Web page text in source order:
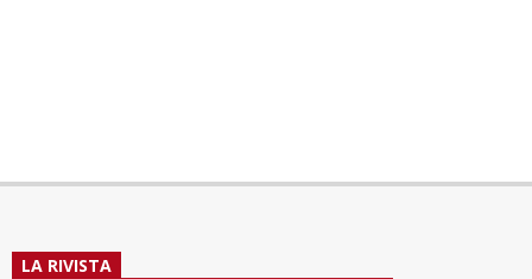
LA RIVISTA